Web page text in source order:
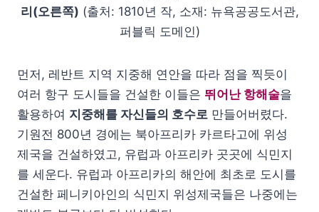
리(오른쪽) (출처: 1810년 작, 소재: 뉴욕공공도서관,
퍼블릭 도메인)
먼저, 레반트 지역 지중해 연안을 따라 점을 찍듯이
여러 항구 도시들을 건설한 이들은 뛰어난 항해술을
활용하여 지중해를 자신들의 호수로 만들어버렸다.
기원전 800년 경에는 북아프리카 카르타고에 위성
제국을 건설하였고, 유럽과 아프리카 곳곳에 식민지
를 세운다. 유럽과 아프리카의 해안에 최초로 도시를
건설한 페니키아인의 식민지 위성제국들은 나중에는